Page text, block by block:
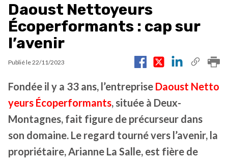
Daoust Nettoyeurs
Écoperformants : cap sur
l’avenir
Publié le22/11/2023
Fondée il y a 33 ans, l’entreprise Daoust Netto
yeurs Écoperformants, située à Deux-
Montagnes, fait figure de précurseur dans
son domaine. Le regard tourné vers l’avenir, la
propriétaire, Arianne La Salle, est fière de